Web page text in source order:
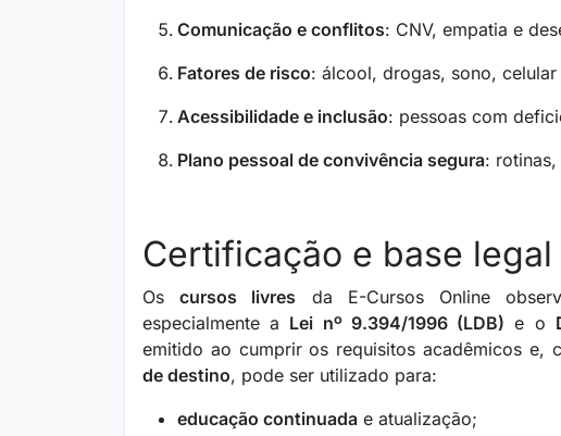
Comunicação e conflitos: CNV, empatia e
Fatores de risco: álcool, drogas, sono,
Acessibilidade e inclusão: pessoas com
Plano pessoal de convivência segura:
Certificação e base legal
Oscursos livres da E-Cursos Online
especialmente a Lei nº 9.394/1996 (LDB) e o
emitido ao cumprir os requisitos acadêmicos e,
de destino, pode ser utilizado para:
educação continuada e atualização;